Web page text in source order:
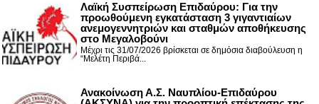
Λαϊκή Συσπείρωση Επιδαύρου: Για την
προωθούμενη εγκατάσταση 3 γιγαντιαίων
ανεμογεννητριών και σταθμών αποθήκευσης
στο Μεγαλοβούνι
Μέχρι τις 31/07/2026 βρίσκεται σε δημόσια διαβούλευση η
“Μελέτη Περιβά...
Ανακοίνωση Α.Σ. Ναυπλίου-Επιδαύρου